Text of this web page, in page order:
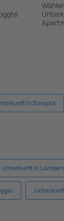
in Sosopol
Unterkunft in